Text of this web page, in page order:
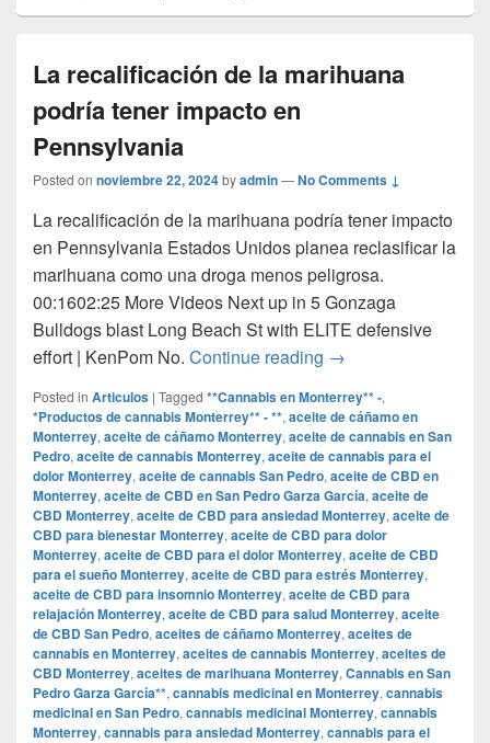
La recalificación de la marihuana
podría tener impacto en
Pennsylvania
Posted on noviembre 22, 2024byadmin—No Comments ↓
La recalificación de la marihuana podría tener impacto
en Pennsylvania Estados Unidos planea reclasificar la
marihuana como una droga menos peligrosa.
00:1602:25 More Videos Next up in 5 Gonzaga
Bulldogs blast Long Beach St with ELITE defensive
effort | KenPom No. Continue reading La recalificación de
→
Posted in Articulos | Tagged **Cannabis en Monterrey** -,
*Productos de cannabis Monterrey** - **, aceite de cáñamo en
Monterrey, aceite de cáñamo Monterrey, aceite de cannabis en San
Pedro, aceite de cannabis Monterrey, aceite de cannabis para el
dolor Monterrey, aceite de cannabis San Pedro, aceite de CBD en
Monterrey, aceite de CBD en San Pedro Garza García, aceite de
CBD Monterrey, aceite de CBD para ansiedad Monterrey, aceite de
CBD para bienestar Monterrey, aceite de CBD para dolor
Monterrey, aceite de CBD para el dolor Monterrey, aceite de CBD
para el sueño Monterrey, aceite de CBD para estrés Monterrey,
aceite de CBD para insomnio Monterrey, aceite de CBD para
relajación Monterrey, aceite de CBD para salud Monterrey, aceite
de CBD San Pedro, aceites de cáñamo Monterrey, aceites de
cannabis en Monterrey, aceites de cannabis Monterrey, aceites de
CBD Monterrey, aceites de marihuana Monterrey, Cannabis en San
Pedro Garza García**, cannabis medicinal en Monterrey, cannabis
medicinal en San Pedro, cannabis medicinal Monterrey, cannabis
Monterrey, cannabis para ansiedad Monterrey, cannabis para el